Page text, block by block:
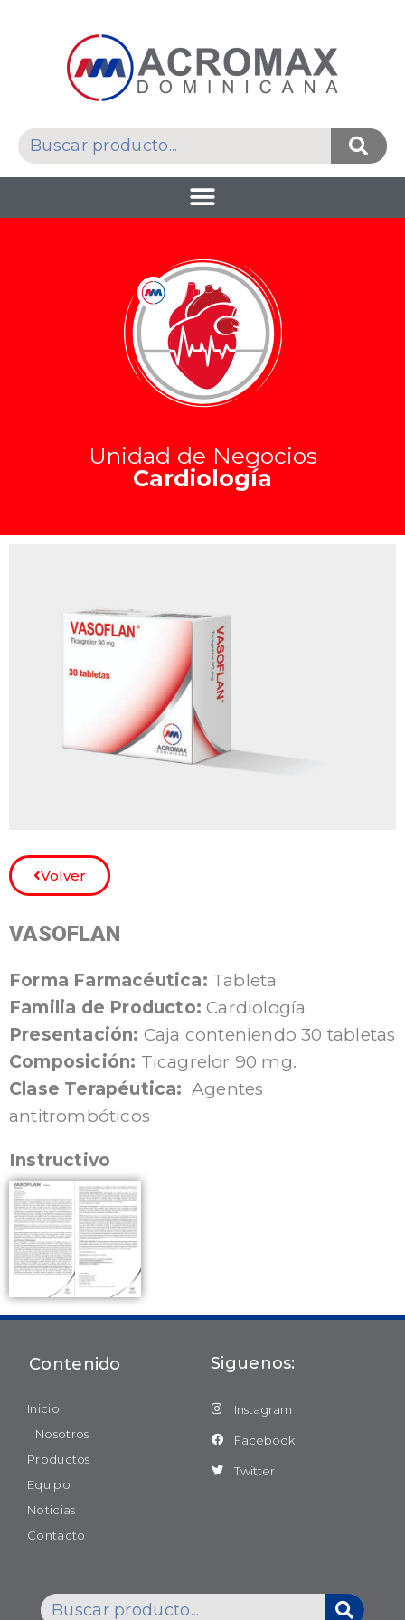
Unidad de Negocios
Cardiología
Volver
VASOFLAN
Forma Farmacéutica: Tableta
Familia de Producto: Cardiología
Presentación: Caja conteniendo 30 tabletas
Composición: Ticagrelor 90 mg.
Clase Terapéutica: Agentes
antitrombóticos
Instructivo
Contenido
Inicio
Nosotros
Productos
Equipo
Noticias
Contacto
Siguenos:
Instagram
Facebook
Twitter